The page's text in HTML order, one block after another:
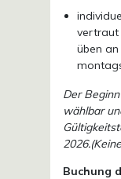
vertraut
üben
Der
wählbar
Buchung